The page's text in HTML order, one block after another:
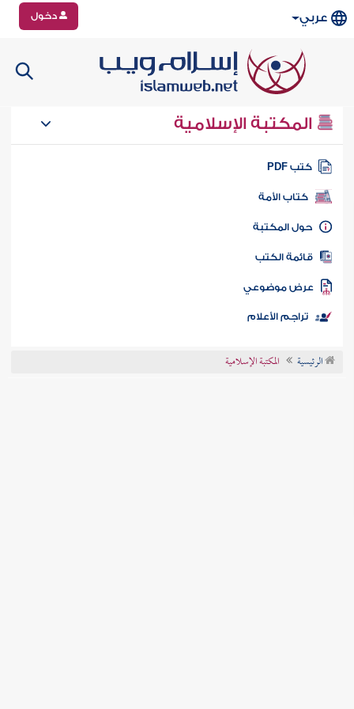
عربي دخول
المكتبة الإسلامية
كتب PDF
كتاب الأمة
المكتبة
الكتب
موضوعي
تراجم الأعلام
الرئيسية المكتبة الإسلامية